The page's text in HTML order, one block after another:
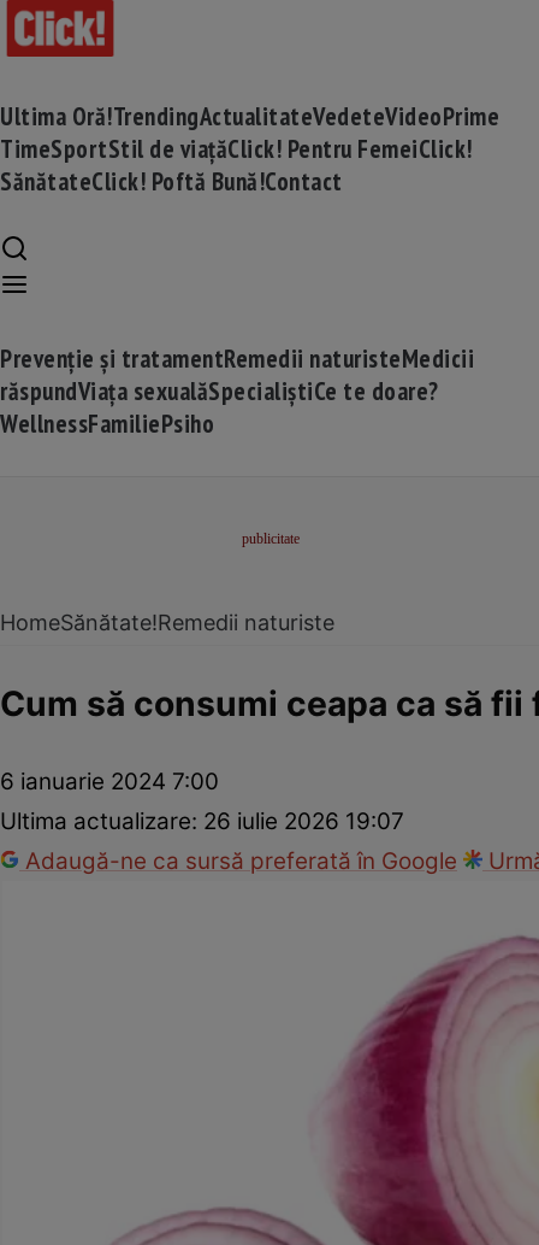
Ultima Oră!TrendingActualitateVedeteVideoPrime
TimeSportStil de viațăClick! Pentru FemeiClick!
SănătateClick! Poftă Bună!Contact
Prevenție și tratamentRemedii naturisteMedicii
răspundViața sexualăSpecialiștiCe te doare?
WellnessFamiliePsiho
HomeSănătate!Remedii naturiste
Cum să consumi ceapa ca să
6 ianuarie 2024 7:00
Ultima actualizare: 26 iulie 2026 19:07
Adaugă-ne ca sursă preferată în Google